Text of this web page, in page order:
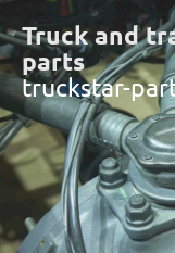
Truck and
parts
truckstar-